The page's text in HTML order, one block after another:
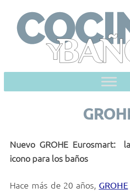
Nuevo GROHE Eurosmart:
icono para los baños
Hace más de 20 años, GROHE